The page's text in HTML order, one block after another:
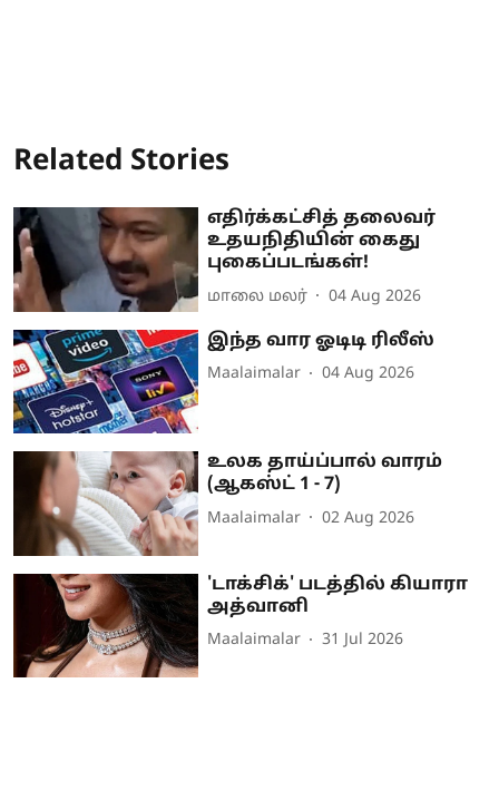
Related Stories
எதிர்க்கட்சித் தலைவர்
உதயநிதியின் கைது
புகைப்படங்கள்!
மாலை மலர் 04 Aug 2026
இந்த வார ஓடிடி ரிலீஸ்
Maalaimalar 04 Aug 2026
உலக தாய்ப்பால் வாரம்
(ஆகஸ்ட் 1 - 7)
Maalaimalar 02 Aug 2026
'டாக்சிக்' படத்தில் கியாரா
அத்வானி
Maalaimalar 31 Jul 2026